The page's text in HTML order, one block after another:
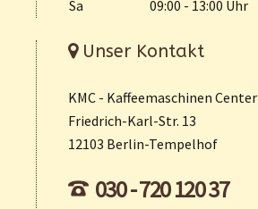
Sa
09:00 - 13:00 Uhr
Unser Kontakt
KMC - Kaffeemaschinen Center
Friedrich-Karl-Str. 13
12103 Berlin-Tempelhof
030 - 720 120 37